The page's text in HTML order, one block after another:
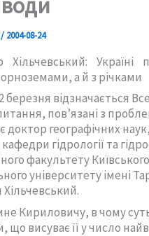
/ 2004-08-24
Хільчевський: Україні
а й з річками
відзначається
пов’язані з
доктор географічних
гідрології та
факультету Київського
університету імені
Кириловичу, в чому
що висуває її у число